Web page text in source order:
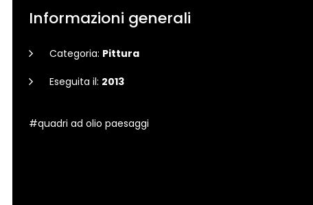
Informazioni generali
Categoria: Pittura
Eseguita il: 2013
#quadri ad olio paesaggi